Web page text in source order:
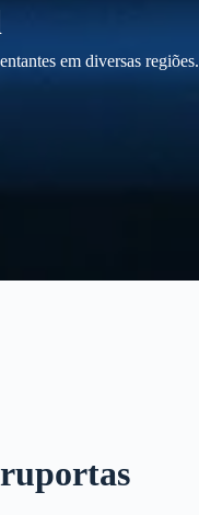
em diversas regiões.